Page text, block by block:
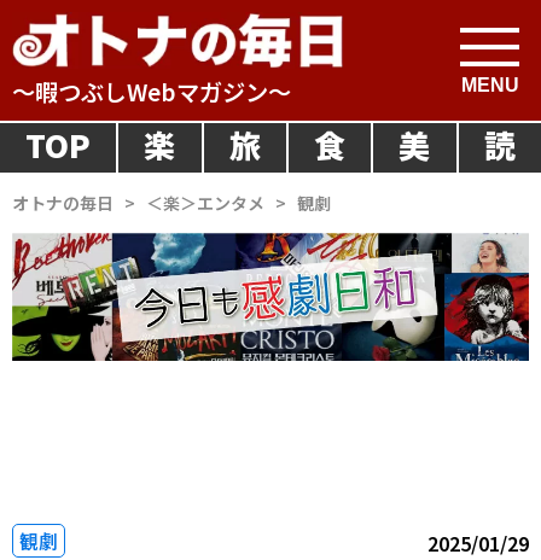
～暇つぶしWebマガジン～
TOP 楽 旅 食 美 読
オトナの毎日 > ＜楽＞エンタメ > 観劇
観劇 2025/01/29